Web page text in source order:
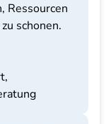
Ressourcen
schonen.